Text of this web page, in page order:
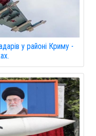
у районі Криму -